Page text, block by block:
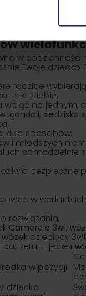
w
Twoje
rodzice
i dla Ciebie.
na jednym,
gondoli, siedziska
kilka sposobów:
i młodszych
samodzielnie
w
rozwiązania,
Camarelo 3w1,
dziecięcy
— jeden
w pozycji
dziecko